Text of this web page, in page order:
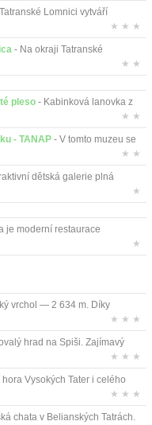
Lomnici vytváří
★ ★ ★
- Na okraji Tatranské
★ ★
pleso - Kabinková lanovka z
★ ★
- TANAP - V tomto muzeu se
★ ★
dětská galerie plná
★
je moderní restaurace
★
vrchol — 2 634 m. Díky
★ ★ ★
hrad na Spiši. Zajímavý
★ ★ ★
Vysokých Tater i celého
★ ★ ★
chata v Belianských Tatrách.